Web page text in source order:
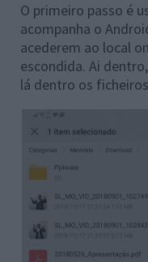
O primeiro passo é
acompanha o
acederem ao local
escondida. Ai
lá dentro os